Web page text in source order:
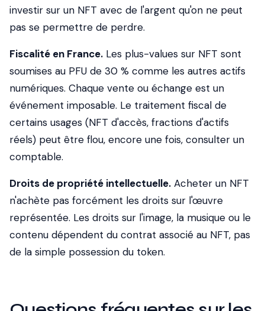
investir sur un NFT avec de l'argent qu'on ne peut
pas se permettre de perdre.
Fiscalité en France. Les plus-values sur NFT sont
soumises au PFU de 30 % comme les autres actifs
numériques. Chaque vente ou échange est un
événement imposable. Le traitement fiscal de
certains usages (NFT d'accès, fractions d'actifs
réels) peut être flou, encore une fois, consulter un
comptable.
Droits de propriété intellectuelle. Acheter un NFT
n'achète pas forcément les droits sur l'œuvre
représentée. Les droits sur l'image, la musique ou le
contenu dépendent du contrat associé au NFT, pas
de la simple possession du token.